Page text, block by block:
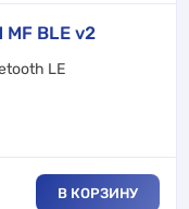
MF BLE v2
LE
В КОРЗИНУ